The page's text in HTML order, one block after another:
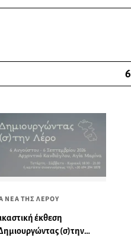
6
ΝΕΑ ΤΗΣ ΛΕΡΟΥ
έκθεση
(σ)την